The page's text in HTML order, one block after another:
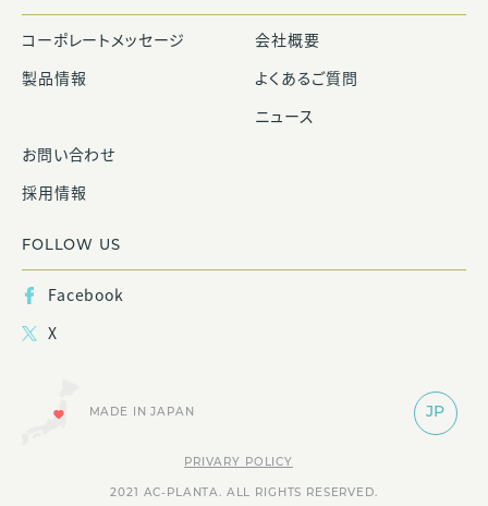
コーポレートメッセージ
製品情報
会社概要
よくあるご質問
ニュース
お問い合わせ
採用情報
FOLLOW US
Facebook
X
MADE IN JAPAN
PRIVARY POLICY
2021 AC-PLANTA. ALL RIGHTS RESERVED.
JP